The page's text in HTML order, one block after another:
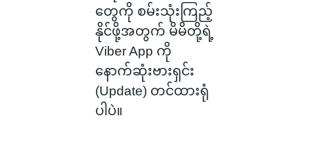
တွေကို စမ်းသုံးကြည့်
နိုင်ဖို့အတွက် မိမိတို့ရဲ့
Viber App ကို
နောက်ဆုံးဗားရှင်း
(Update) တင်ထားရုံ
ပါပဲ။